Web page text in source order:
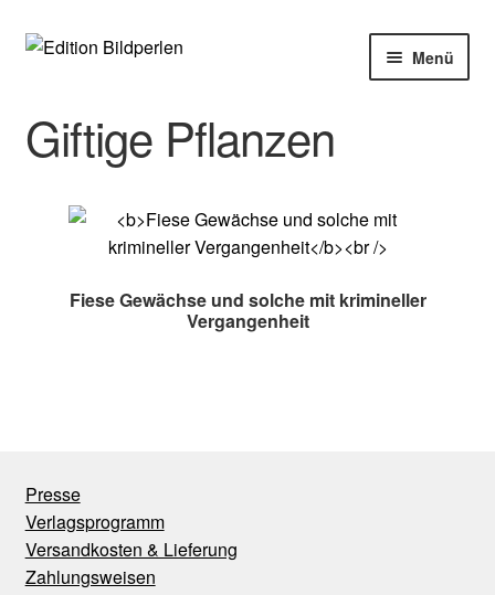
Zur
Zum
Menü
Autoren
Giftige Pflanzen
Fiese Gewächse und solche mit krimineller
Vergangenheit
Presse
Verlagsprogramm
Versandkosten & Lieferung
Zahlungsweisen